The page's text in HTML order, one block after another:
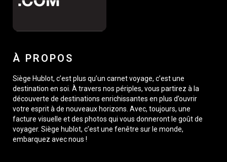
À PROPOS
Siège Hublot, c’est plus qu’un carnet voyage, c’est une
destination en soi. À travers nos périples, vous partirez à la
découverte de destinations enrichissantes en plus d’ouvrir
votre esprit à de nouveaux horizons. Avec, toujours, une
facture visuelle et des photos qui vous donneront le goût de
voyager. Siège hublot, c’est une fenêtre sur le monde,
embarquez avec nous !